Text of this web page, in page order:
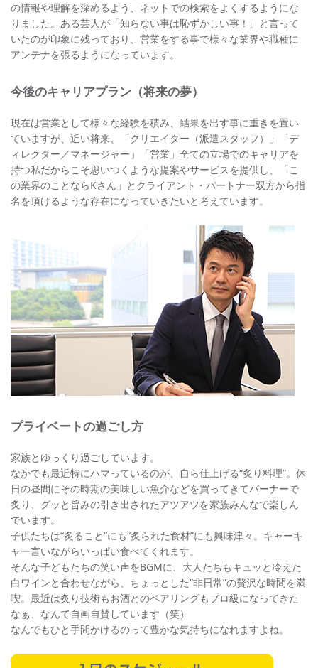
の情報や理解を深めるよう、ネットでの検索をよくするようにな
りました。ある芸人が「知らない事は恥ずかしい事！」と言って
いたのが印象に残っており、営業をする事で様々な業界や職種に
アンテナを張るようになっています。
今後のキャリアプラン（将来の夢）
現在は営業として様々な経験を積み、結果を出す事に重きを置い
ていますが、近い将来、「クリエイター（派遣スタッフ）」「デ
ィレクター／マネージャー」「営業」全ての立場でのキャリアを
持つ私だからこそ思いつくような提案やサービスを提供し、「こ
の業界のことならKさん」とクライアント・パートナー双方から指
名を頂けるような存在になっていきたいと考えています。
プライベートの過ごし方
家族とゆっくり過ごしています。
なかでも最近特にハマっているのが、自ら仕上げる“炙り料理”。休
日の昼間にその時期の美味しい魚介などを買ってきてバーナーで
炙り、グッと旨みの引き出されたアツアツを家族みんなで楽しん
でいます。
子供たちは“炙ること“にも“炙られた食材”にも興味津々。キャーキ
ャー言いながらいっぱい食べてくれます。
そんな子どもたちの笑い声をBGMに、大人たちもキュッと冷えた
白ワインと合わせながら、ちょっとした“非日常”の贅沢な時間を満
喫。最近は炙り技術もお酒とのペアリングもプロ級になってきた
なぁ、なんて自画自賛しています（笑）
なんでもひと手間かけるのって豊かな気持ちになれますよね。